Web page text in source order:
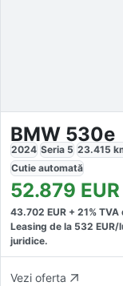
BMW 530e
2024 Seria 5 23.415
Cutie automată
52.879 EUR
43.702 EUR + 21%
Leasing de la 532 EUR/
juridice.
Vezi oferta